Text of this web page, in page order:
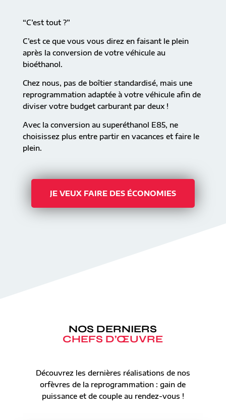
“C’est tout ?”
C’est ce que vous vous direz en faisant le plein
après la conversion de votre véhicule au
bioéthanol.
Chez nous, pas de boîtier standardisé, mais une
reprogrammation adaptée à votre véhicule afin de
diviser votre budget carburant par deux !
Avec la conversion au superéthanol E85, ne
choisissez plus entre partir en vacances et faire le
plein.
JE VEUX FAIRE DES ÉCONOMIES
NOS DERNIERS
CHEFS D’ŒUVRE
Découvrez les dernières réalisations de nos
orfèvres de la reprogrammation : gain de
puissance et de couple au rendez-vous !